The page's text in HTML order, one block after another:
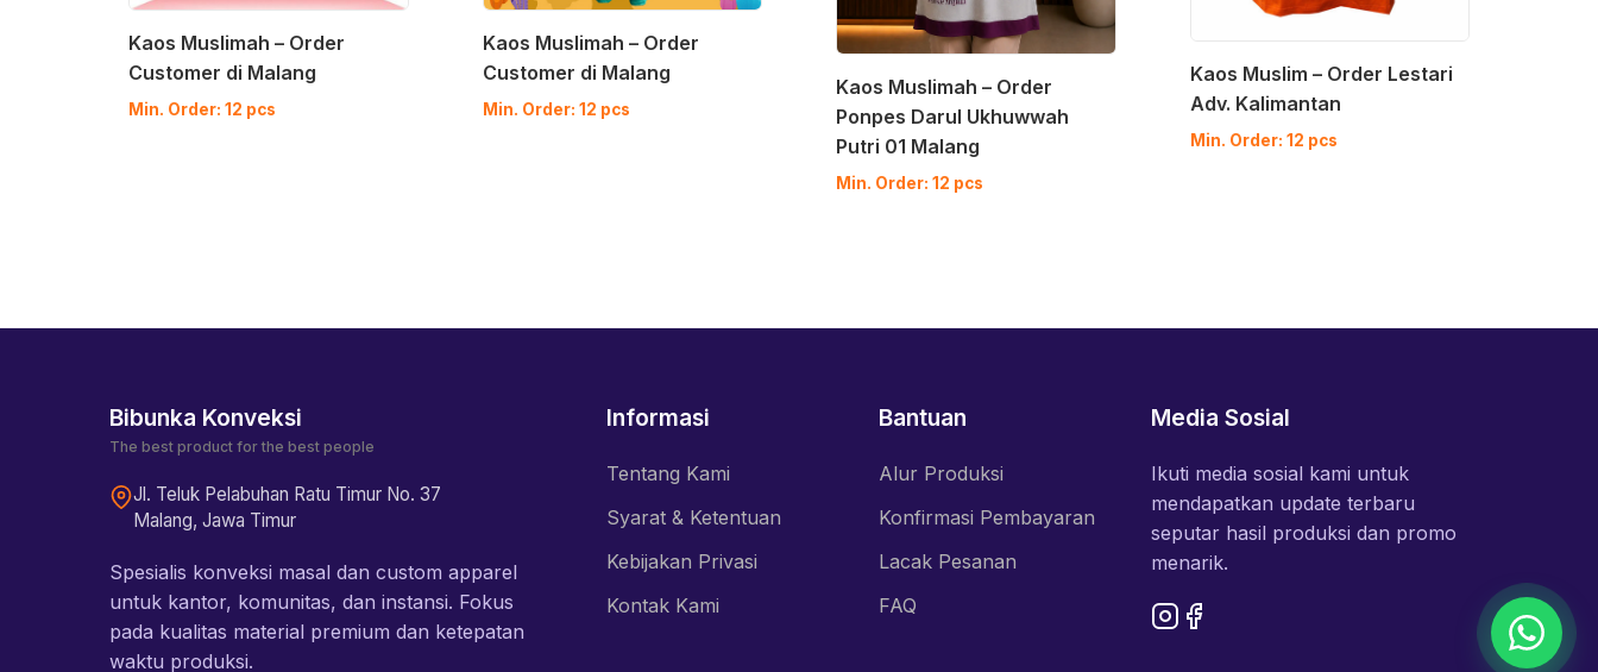
Kaos Muslimah – Order
Customer di Malang
Min. Order: 12 pcs
Kaos Muslimah – Order
Customer di Malang
Min. Order: 12 pcs
Kaos Muslimah – Order
Ponpes Darul Ukhuwwah
Putri 01 Malang
Min. Order: 12 pcs
Kaos Muslim – Order Lestari
Adv. Kalimantan
Min. Order: 12 pcs
Bibunka Konveksi
The best product for the best people
Jl. Teluk Pelabuhan Ratu Timur No. 37
Malang, Jawa Timur
Spesialis konveksi masal dan custom apparel
untuk kantor, komunitas, dan instansi. Fokus
pada kualitas material premium dan ketepatan
waktu produksi.
Informasi
Tentang Kami
Syarat & Ketentuan
Kebijakan Privasi
Kontak Kami
Bantuan
Alur Produksi
Konfirmasi Pembayaran
Lacak Pesanan
FAQ
Media Sosial
Ikuti media sosial kami untuk
mendapatkan update terbaru
seputar hasil produksi dan promo
menarik.